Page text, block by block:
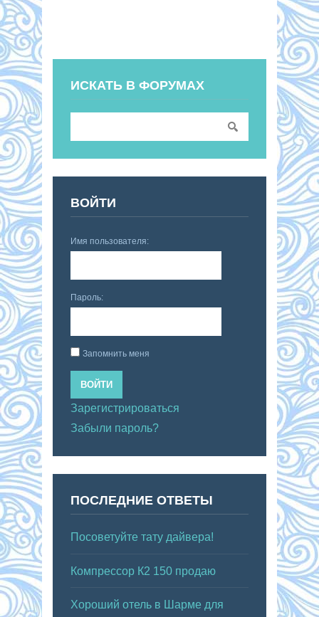
ИСКАТЬ В ФОРУМАХ
ВОЙТИ
Имя пользователя:
Пароль:
Запомнить меня
ВОЙТИ
Зарегистрироваться
Забыли пароль?
ПОСЛЕДНИЕ ОТВЕТЫ
Посоветуйте тату дайвера!
Компрессор К2 150 продаю
Хороший отель в Шарме для